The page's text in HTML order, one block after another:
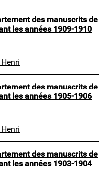
des manuscrits de
les années 1909-1910
des manuscrits de
les années 1905-1906
des manuscrits de
les années 1903-1904